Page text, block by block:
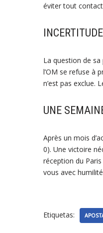
éviter tout
La question de
l’OM se refuse à
n’est pas exclue.
UNE
Après un mois
0). Une victoire
réception du Paris
vous avec
Etiquetas: